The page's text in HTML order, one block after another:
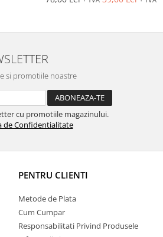
si promotiile noastre
cu promotiile magazinului.
de Confidentialitate
PENTRU CLIENTI
Metode de Plata
Cum Cumpar
Responsabilitati Privind Produsele